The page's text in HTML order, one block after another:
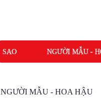
SAO NGƯỜI MẪU -
NGƯỜI MẪU - HOA HẬU